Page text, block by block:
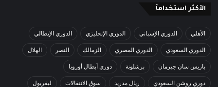
الأكثر استخدامآ
الأهلي الدوري الإسباني الدوري الإنجليزي الدوري الإيطالي
الدوري السعودي الدوري المصري الزمالك النصر الهلال
باريس سان جيرمان برشلونة دوري أبطال أوروبا
دوري روشن السعودي ريال مدريد سوق الانتقالات ليفربول